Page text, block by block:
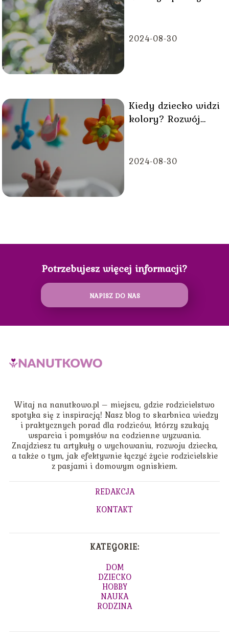
2024-08-30
Kiedy dziecko widzi
kolory? Rozwój
2024-08-30
Potrzebujesz więcej informacji?
NAPISZ DO NAS
Witaj na nanutkowo.pl – miejscu, gdzie rodzicielstwo
spotyka się z inspiracją! Nasz blog to skarbnica wiedzy
i praktycznych porad dla rodziców, którzy szukają
wsparcia i pomysłów na codzienne wyzwania.
Znajdziesz tu artykuły o wychowaniu, rozwoju dziecka,
a także o tym, jak efektywnie łączyć życie rodzicielskie
z pasjami i domowym ogniskiem.
REDAKCJA
KONTAKT
KATEGORIE:
DOM
DZIECKO
HOBBY
NAUKA
RODZINA